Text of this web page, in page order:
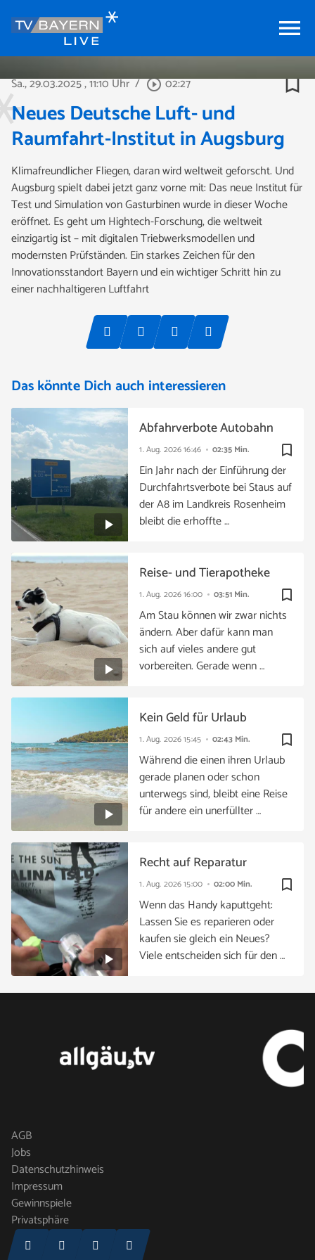
menu
Sa., 29.03.2025, 11:10 Uhr / play_circle_outline02:27 bookmark_border
Neues Deutsche Luft- und
Raumfahrt-Institut in Augsburg
Klimafreundlicher Fliegen, daran wird weltweit geforscht. Und
Augsburg spielt dabei jetzt ganz vorne mit: Das neue Institut für
Test und Simulation von Gasturbinen wurde in dieser Woche
eröffnet. Es geht um Hightech-Forschung, die weltweit
einzigartig ist – mit digitalen Triebwerksmodellen und
modernsten Prüfständen. Ein starkes Zeichen für den
Innovationsstandort Bayern und ein wichtiger Schritt hin zu
einer nachhaltigeren Luftfahrt
Das könnte Dich auch interessieren
bookmark_border
1. Aug. 202616:46 02:35 Min.
Abfahrverbote Autobahn
Ein Jahr nach der Einführung der
Durchfahrtsverbote bei Staus auf
der A8 im Landkreis Rosenheim
bleibt die erhoffte …
bookmark_border
1. Aug. 202616:00 03:51 Min.
Reise- und Tierapotheke
Am Stau können wir zwar nichts
ändern. Aber dafür kann man
sich auf vieles andere gut
vorbereiten. Gerade wenn …
bookmark_border
1. Aug. 202615:45 02:43 Min.
Kein Geld für Urlaub
Während die einen ihren Urlaub
gerade planen oder schon
unterwegs sind, bleibt eine Reise
für andere ein unerfüllter …
bookmark_border
1. Aug. 202615:00 02:00 Min.
Recht auf Reparatur
Wenn das Handy kaputtgeht:
Lassen Sie es reparieren oder
kaufen sie gleich ein Neues?
Viele entscheiden sich für den …
AGB
Jobs
Datenschutzhinweis
Impressum
Gewinnspiele
Privatsphäre